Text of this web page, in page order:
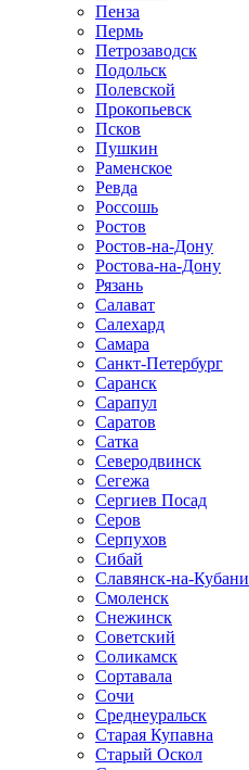
Пенза
Пермь
Петрозаводск
Подольск
Полевской
Прокопьевск
Псков
Пушкин
Раменское
Ревда
Россошь
Ростов
Ростов-на-Дону
Ростова-на-Дону
Рязань
Салават
Салехард
Самара
Санкт-Петербург
Саранск
Сарапул
Саратов
Сатка
Северодвинск
Сегежа
Сергиев Посад
Серов
Серпухов
Сибай
Славянск-на-Кубани
Смоленск
Снежинск
Советский
Соликамск
Сортавала
Сочи
Среднеуральск
Старая Купавна
Старый Оскол